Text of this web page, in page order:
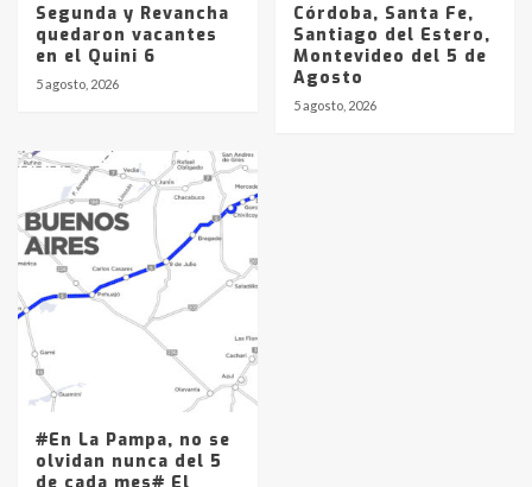
Segunda y Revancha
quedaron vacantes
en el Quini 6
5 agosto, 2026
Córdoba, Santa Fe,
Santiago del Estero,
Montevideo del 5 de
Agosto
5 agosto, 2026
#En La Pampa, no se
olvidan nunca del 5